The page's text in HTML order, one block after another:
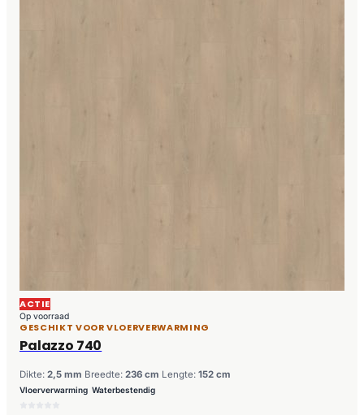
ACTIE
Op voorraad
GESCHIKT VOOR VLOERVERWARMING
Palazzo 740
Dikte: 2,5 mm Breedte: 236 cm Lengte: 152 cm
Vloerverwarming Waterbestendig